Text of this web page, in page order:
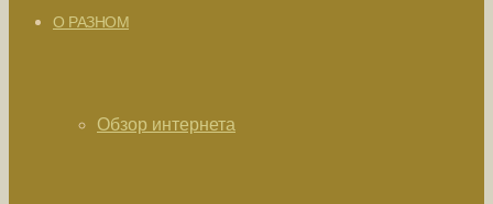
О РАЗНОМ
Обзор интернета